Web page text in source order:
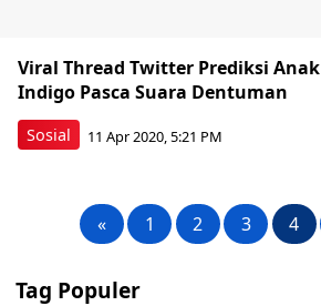
Sosial
Viral Thread Twitter Prediksi Anak
Indigo Pasca Suara Dentuman
11 Apr 2020, 5:21 PM
« 1 2 3 4
Tag Populer